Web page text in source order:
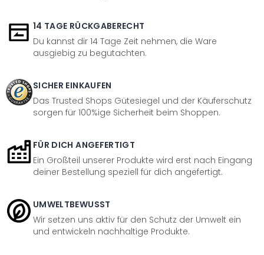
14 TAGE RÜCKGABERECHT
Du kannst dir 14 Tage Zeit nehmen, die Ware
ausgiebig zu begutachten.
SICHER EINKAUFEN
Das Trusted Shops Gütesiegel und der Käuferschutz
sorgen für 100%ige Sicherheit beim Shoppen.
FÜR DICH ANGEFERTIGT
Ein Großteil unserer Produkte wird erst nach Eingang
deiner Bestellung speziell für dich angefertigt.
UMWELTBEWUSST
Wir setzen uns aktiv für den Schutz der Umwelt ein
und entwickeln nachhaltige Produkte.